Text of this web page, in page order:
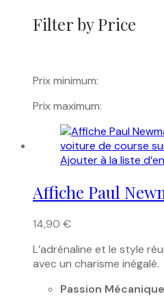
Filter by Price
Prix minimum:
Prix maximum:
Ajouter à la liste
Affiche Paul
14,90 €
L’adrénaline et le style
avec un charisme inégalé.
Passion